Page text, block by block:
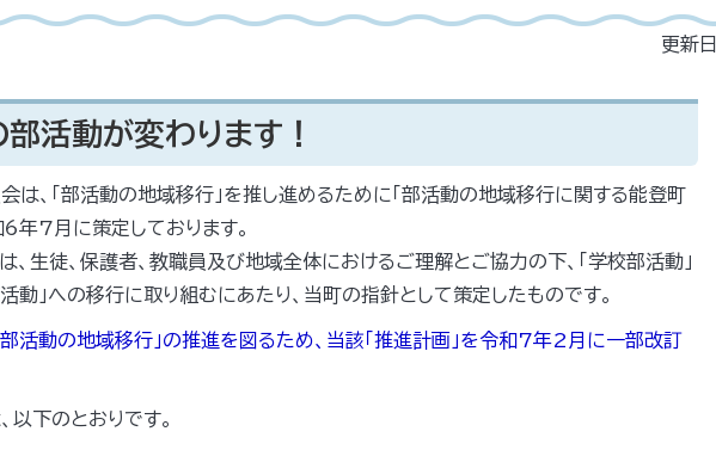
更新
活動が変わります！
は、「部活動の地域移行」を推し進めるために「部活動の地域移行に関する能登町
6年7月に策定しております。
は、生徒、保護者、教職員及び地域全体におけるご理解とご協力の下、「学校部活動」
動」への移行に取り組むにあたり、当町の指針として策定したものです。
部活動の地域移行」の推進を図るため、当該「推進計画」を令和7年2月に一部改訂
以下のとおりです。